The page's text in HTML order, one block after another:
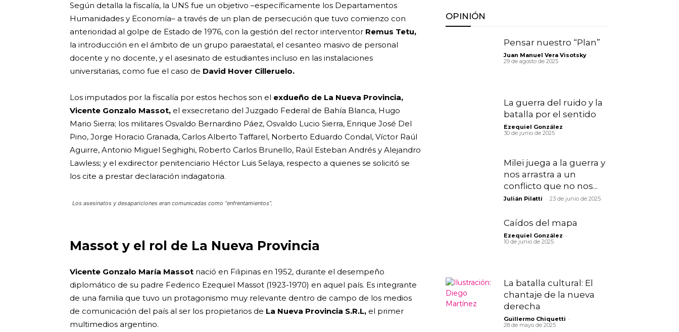
Según detalla la fiscalía, la UNS fue un objetivo –específicamente los Departamentos
Humanidades y Economía– a través de un plan de persecución que tuvo comienzo con
anterioridad al golpe de Estado de 1976, con la gestión del rector interventor Remus Tetu,
la introducción en el ámbito de un grupo paraestatal, el cesanteo masivo de personal
docente y no docente, y el asesinato de estudiantes incluso en las instalaciones
universitarias, como fue el caso de David Hover Cilleruelo.
Los imputados por la fiscalía por estos hechos son el exdueño de La Nueva Provincia,
Vicente Gonzalo Massot, el exsecretario del Juzgado Federal de Bahía Blanca, Hugo
Mario Sierra; los militares Osvaldo Bernardino Páez, Osvaldo Lucio Sierra, Enrique José Del
Pino, Jorge Horacio Granada, Carlos Alberto Taffarel, Norberto Eduardo Condal, Víctor Raúl
Aguirre, Antonio Miguel Seghighi, Roberto Carlos Brunello, Raúl Esteban Andrés y Alejandro
Lawless; y el exdirector penitenciario Héctor Luis Selaya, respecto a quienes se solicitó se
los cite a prestar declaración indagatoria.
Los asesinatos y desapariciones eran comunicadas como “enfrentamientos”.
Massot y el rol de La Nueva Provincia
Vicente Gonzalo María Massot nació en Filipinas en 1952, durante el desempeño
diplomático de su padre Federico Ezequiel Massot (1923-1970) en aquel país. Es integrante
de una familia que tuvo un protagonismo muy relevante dentro de campo de los medios
de comunicación del país al ser los propietarios de La Nueva Provincia S.R.L, el primer
multimedios argentino.
OPINIÓN
Pensar nuestro “Plan”
Juan Manuel Vera Visotsky -
29 de agosto de 2025
La guerra del ruido y la
batalla por el sentido
Ezequiel González -
30 de junio de 2025
Milei juega a la guerra y
nos arrastra a un
conflicto que no nos...
Julián Pilatti - 23 de junio de 2025
Caídos del mapa
Ezequiel González -
10 de junio de 2025
La batalla cultural: El
chantaje de la nueva
derecha
Guillermo Chiquetti -
28 de mayo de 2025